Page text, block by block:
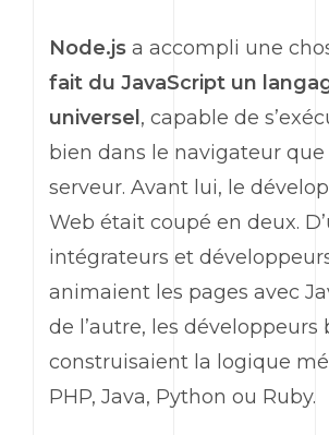
Node.js a accompli une
fait du JavaScript un
universel , capable de
bien dans le navigateur que
serveur. Avant lui, le
Web était coupé en deux.
intégrateurs et
animaient les pages avec
de l’autre, les développeurs
construisaient la logique
PHP, Java, Python ou Ruby.